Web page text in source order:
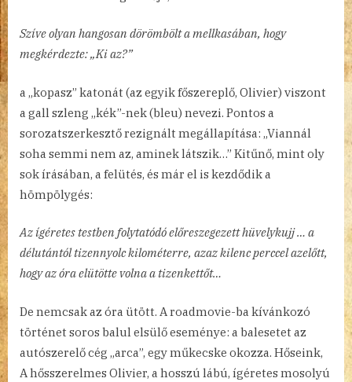
Szíve olyan hangosan dörömbölt a mellkasában, hogy
megkérdezte: „Ki az?”
a „kopasz” katonát (az egyik főszereplő, Olivier) viszont
a gall szleng „kék”-nek (bleu) nevezi. Pontos a
sorozatszerkesztő rezignált megállapítása: „Viannál
soha semmi nem az, aminek látszik…” Kitűnő, mint oly
sok írásában, a felütés, és már el is kezdődik a
hömpölygés:
Az ígéretes testben folytatódó előreszegezett hüvelykujj … a
délutántól tizennyolc kilométerre, azaz kilenc perccel azelőtt,
hogy az óra elütötte volna a tizenkettőt…
De nemcsak az óra ütött. A roadmovie-ba kívánkozó
történet soros balul elsülő eseménye: a balesetet az
autószerelő cég „arca”, egy műkecske okozza. Hőseink,
A hősszerelmes Olivier, a hosszú lábú, ígéretes mosolyú